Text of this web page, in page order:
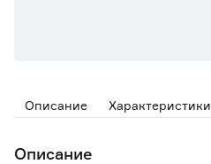
Описание Характеристики
Описание